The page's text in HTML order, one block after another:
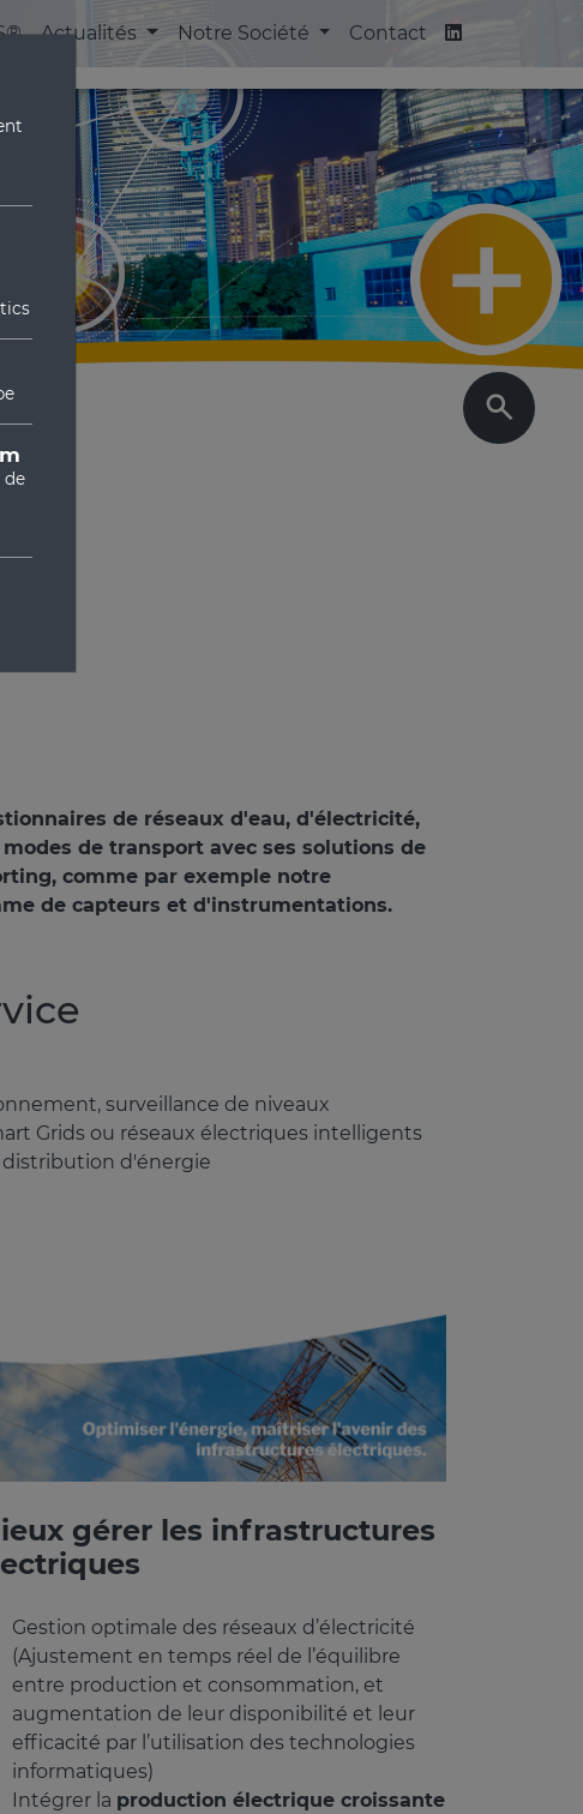
Actualités Notre Société Contact
de réseaux d'eau, d'électricité,
de transport avec ses solutions de
comme par exemple notre
de capteurs et d'instrumentations.
surveillance de niveaux
Grids ou réseaux élec­triques intel­li­gents
d'énergie
gérer les infrastructures
Gestion opti­male des réseaux d’élec­tri­cité
(Ajustement en temps réel de l’équi­libre
entre produc­tion et consom­ma­tion, et
augmentation de leur dispo­ni­bi­lité et leur
effi­ca­cité par l’uti­li­sa­tion des tech­no­lo­gies
infor­ma­tiques)
Intégrer la produc­tion élec­trique crois­sante
de